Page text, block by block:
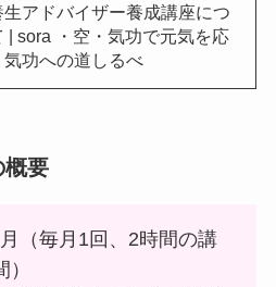
生アドバイザー養成講座につ
| sora ・空・気功で元気を応
気功への道しるべ
概要
（毎月1回、2時間の講